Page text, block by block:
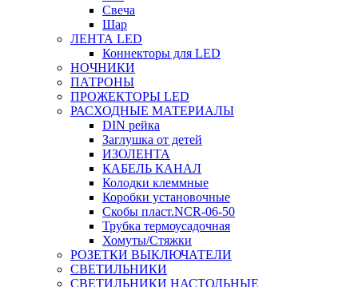
Свеча
Шар
ЛЕНТА LED
Коннекторы для LED
НОЧНИКИ
ПАТРОНЫ
ПРОЖЕКТОРЫ LED
РАСХОДНЫЕ МАТЕРИАЛЫ
DIN рейка
Заглушка от детей
ИЗОЛЕНТА
КАБЕЛЬ КАНАЛ
Колодки клеммные
Коробки установочные
Скобы пласт.NCR-06-50
Трубка термоусадочная
Хомуты/Стяжки
РОЗЕТКИ ВЫКЛЮЧАТЕЛИ
СВЕТИЛЬНИКИ
СВЕТИЛЬНИКИ НАСТОЛЬНЫЕ